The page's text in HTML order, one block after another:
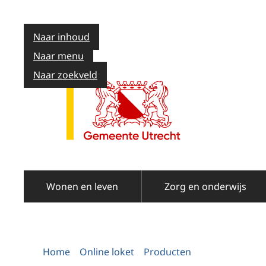
Naar inhoud
Naar menu
Naar zoekveld
Wonen en leven Zorg en onderwijs
Home Online loket Producten